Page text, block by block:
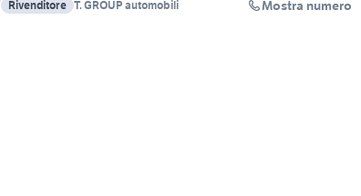
Rivenditore T. GROUP automobili Mostra numero